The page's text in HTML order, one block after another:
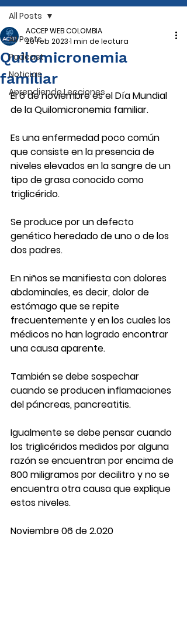
All Posts
Podcast
Noticias
Aprendiendo Lecciones
All Posts
Quilomicronemia
familiar
ACCEP WEB COLOMBIA
20 feb 20231 min de lectura
El 6 de noviembre es el Día Mundial
de la Quilomicronemia familiar.
Es una enfermedad poco común
que consiste en la presencia de
niveles elevados en la sangre de un
tipo de grasa conocido como
triglicérido.
Se produce por un defecto
genético heredado de uno o de los
dos padres.
En niños se manifiesta con dolores
abdominales, es decir, dolor de
estómago que se repite
frecuentemente y en los cuales los
médicos no han logrado encontrar
una causa aparente.
También se debe sospechar
cuando se producen inflamaciones
del páncreas, pancreatitis.
Igualmente se debe pensar cuando
los triglicéridos medidos por alguna
razón se encuentran por encima de
800 miligramos por decilitro y no se
encuentra otra causa que explique
estos niveles.
Noviembre 06 de 2.020